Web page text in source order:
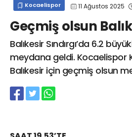
Kocaelispor 11 Ağustos 2025
Geçmiş olsun
Balıkesir Sındırgı’da 6.2
meydana geldi. Kocaelispor
Balıkesir için geçmiş olsun